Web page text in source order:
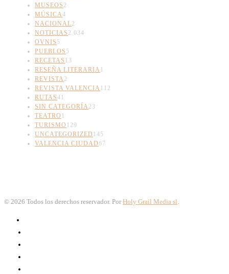
MUSEOS 2
MÚSICA4
NACIONAL2
NOTICIAS 2.034
OVNIS 5
PUEBLOS 5
RECETAS 13
RESEÑA LITERARIA 1
REVISTA 2
REVISTA VALENCIA 112
RUTAS41
SIN CATEGORÍA 23
TEATRO 1
TURISMO 129
UNCATEGORIZED 145
VALENCIA CIUDAD67
© 2026 Todos los derechos reservador. Por Holy Grail Media sl